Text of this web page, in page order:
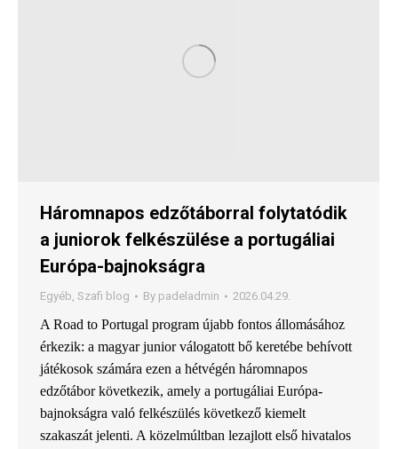
Háromnapos edzőtáborral folytatódik
a juniorok felkészülése a portugáliai
Európa-bajnokságra
Egyéb, Szafi blog By padeladmin 2026.04.29.
A Road to Portugal program újabb fontos állomásához
érkezik: a magyar junior válogatott bő keretébe behívott
játékosok számára ezen a hétvégén háromnapos
edzőtábor következik, amely a portugáliai Európa-
bajnokságra való felkészülés következő kiemelt
szakaszát jelenti. A közelmúltban lezajlott első hivatalos